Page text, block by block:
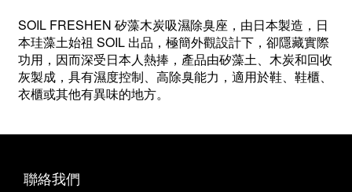
SOIL FRESHEN 矽藻木炭吸濕除臭座，由日本製造，日
本珪藻土始祖 SOIL 出品，極簡外觀設計下，卻隱藏實際
功用，因而深受日本人熱捧，產品由矽藻土、木炭和回收
灰製成，具有濕度控制、高除臭能力，適用於鞋、鞋櫃、
衣櫃或其他有異味的地方。
聯絡我們